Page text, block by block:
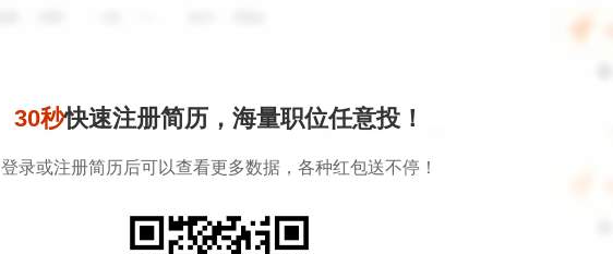
30秒快速注册简历，海量职位任意投！
登录或注册简历后可以查看更多数据，各种红包送不停！